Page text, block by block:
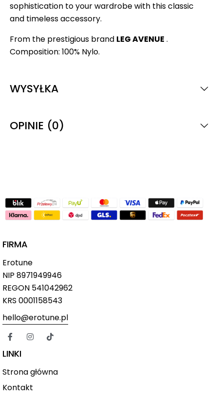
sophistication to your wardrobe with this classic
and timeless accessory.
From the prestigious brand LEG AVENUE .
Composition: 100% Nylo.
WYSYŁKA
OPINIE (0)
FIRMA
Erotune
NIP 8971949946
REGON 541042962
KRS 0001158543
hello@erotune.pl
LINKI
Strona główna
Kontakt